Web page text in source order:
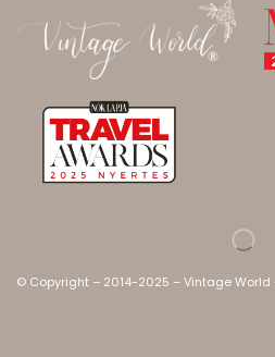
© Copyright – 2014-2025 – Vintage